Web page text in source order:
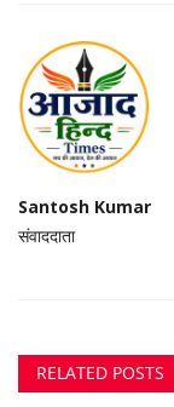
Santosh Kumar
संवाददाता
RELATED POSTS